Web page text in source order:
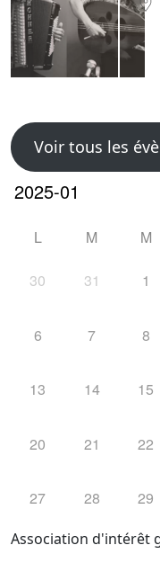
Voir tous les
L M M
30 31 1
6 7 8
13 14 15
20 21 22
27 28 29
Association d'intérêt